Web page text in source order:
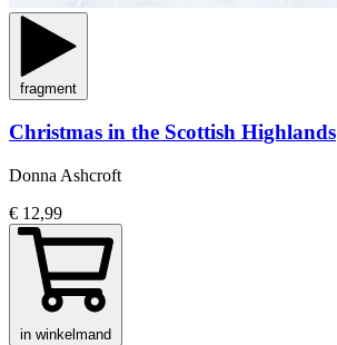
fragment
Christmas in the Scottish Highlands
Donna Ashcroft
€ 12,99
in winkelmand